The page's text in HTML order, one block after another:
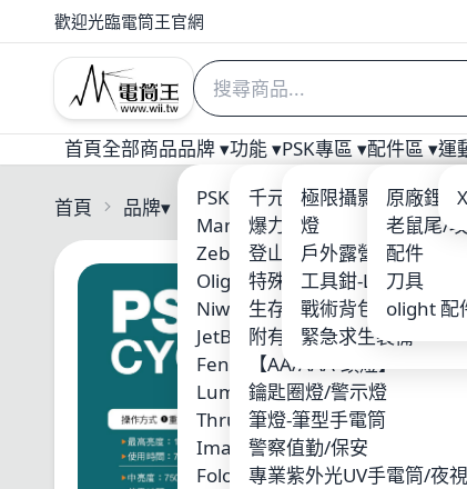
歡迎光臨電筒王官網
首頁全部商品品牌 ▾
PSK 電筒王專業燈具
Manker
Zebralight
Olight
Niwalker
JetBeam
Fenix
Lumintop 雷明兔
ThruNite
Imalent
Folomov 浮樂木
功能 ▾
千元以下優質入門手電筒
爆力照廣型
登山破霧-黃光
特殊光源-紅/藍/綠光
生存遊戲/警察槍燈
附有磁鐵吸附
【AA/AAA-頭燈】
鑰匙圈燈/警示燈
筆燈-筆型手電筒
警察值勤/保安
專業紫外光UV手電筒/夜視
PSK專區 ▾
極限攝影 三角架/
燈
戶外露營用品
工具鉗-Leatherman
戰術背包-MOLLE系
緊急求生裝備
配件區 ▾
原廠鋰電
老鼠尾/
配件
刀具
olight 配
運
首頁 品牌▾ PSK 電筒王專業燈具